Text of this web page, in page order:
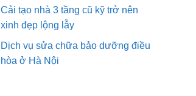
Cải tạo nhà 3 tầng cũ kỹ trở nên
xinh đẹp lộng lẫy
Dịch vụ sửa chữa bảo dưỡng điều
hòa ở Hà Nội